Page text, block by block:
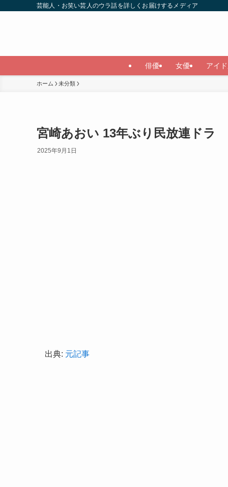
芸能人・お笑い芸人のウラ話を詳しくお届けするメディア
俳優 女優 アイ
ホーム 未分類
宮崎あおい 13年ぶり民放連ドラ
2025年9月1日
出典: 元記事